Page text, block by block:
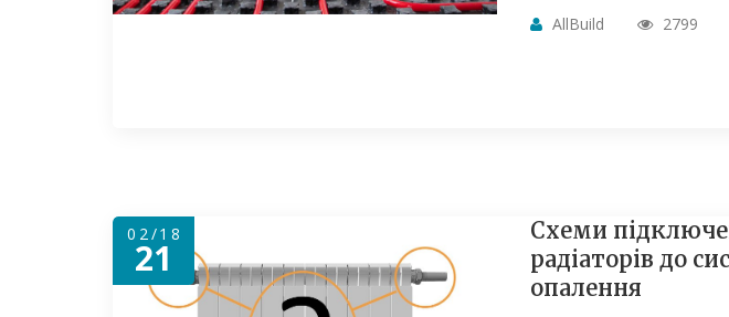
AllBuild 2799
02/18
21
Схеми
радіаторів до
опалення